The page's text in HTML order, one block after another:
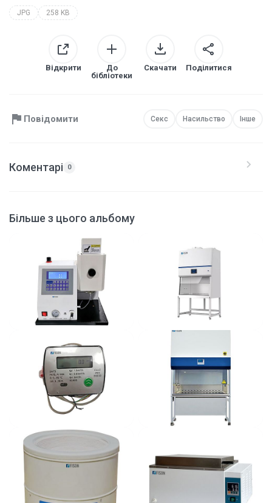
JPG 258 KB
Відкрити
До
бібліотеки
Скачати Поділитися
Повідомити Секс Насильство Інше
Коментарі 0
Більше з цього альбому